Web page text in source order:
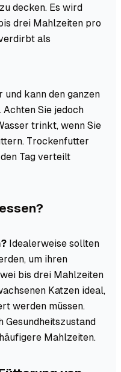
decken. Es wird
drei Mahlzeiten pro
als
kann den ganzen
Achten Sie jedoch
trinkt, wenn Sie
Trockenfutter
Tag verteilt
Idealerweise sollten
um ihren
bis drei Mahlzeiten
Katzen ideal,
werden müssen.
Gesundheitszustand
Mahlzeiten.